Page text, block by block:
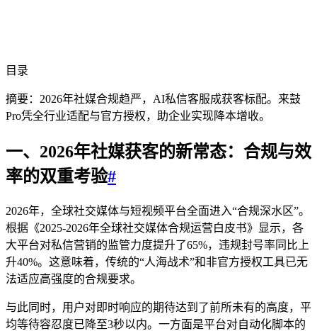
目录
摘要：2026年社媒合规趋严，AI私信客服成获客标配。来鼓
Pro凭全行业适配与官方授权，助企业实现降本增收。
一、2026年社媒获客的新常态：合规与效
率的双重考验#
2026年，全球社交媒体与短视频平台全面进入“合规深水区”。
根据《2025-2026年全球社交媒体合规运营白皮书》显示，各
大平台对私信营销的监管力度提升了65%，违规封号率同比上
升40%。这意味着，传统的“人海战术”和非官方授权工具已无
法适应高强度的合规要求。
与此同时，用户对即时响应的期待达到了前所未有的高度，平
均等待容忍度已降至3秒以内。一方面是平台对自动化脚本的